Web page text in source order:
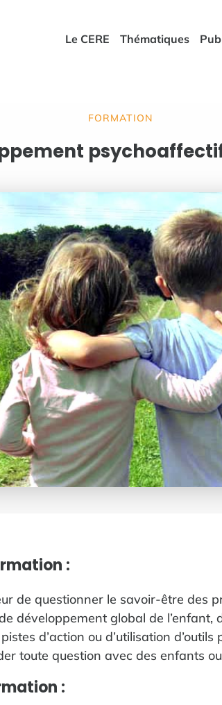
Le CERE Thématiques
FORMATION
:
de questionner le savoir-être des
développement global de l’enfant,
d’action ou d’utilisation
toute question avec des enfants
: